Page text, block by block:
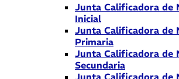
Junta Calificadora de
Inicial
Junta Calificadora de
Primaria
Junta Calificadora de
Secundaria
Junta Calificadora de